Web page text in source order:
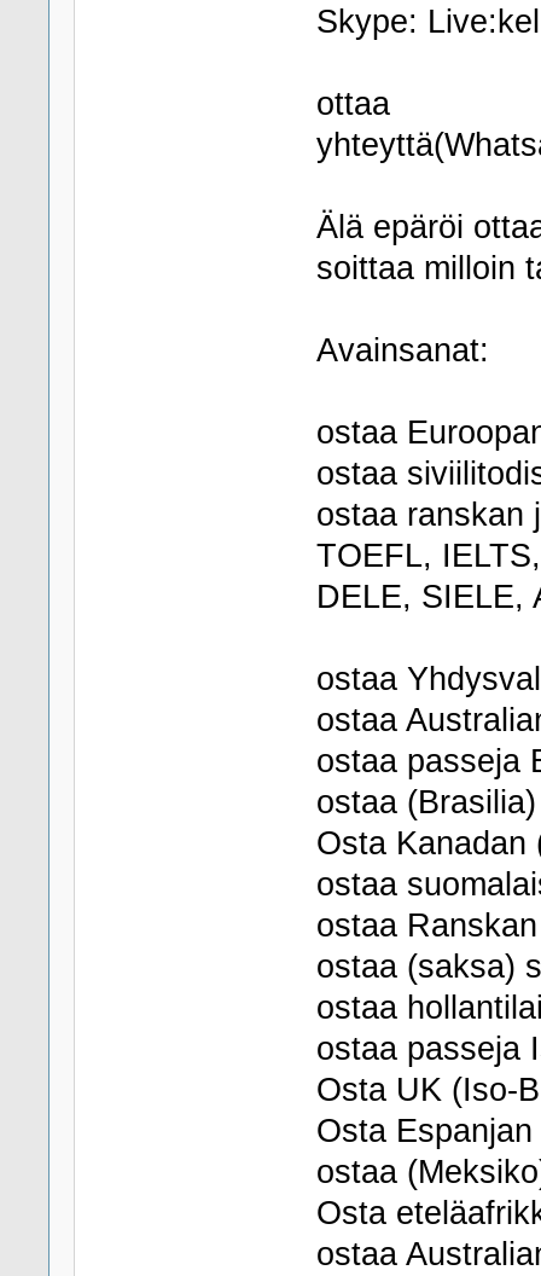
Skype:
ottaa
Älä epäröi
soittaa milloin
Avainsanat:
ostaa
ostaa
ostaa ranskan
TOEFL,
DELE, SIELE,
ostaa
ostaa
ostaa passeja
ostaa
Osta Kanadan
ostaa
ostaa
ostaa (saksa)
ostaa
ostaa passeja
Osta UK (Iso-
Osta
ostaa
Osta
ostaa